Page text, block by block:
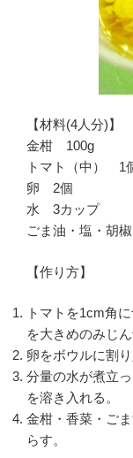
【材料(4人分)】
金柑 100g
トマト（中） 1
卵 2個
水 3カップ
ごま油・塩・胡
【作り方】
トマトを1cm角
を大きめのみじん
卵をボウルに割
分量の水が煮立
を溶き入れる。
金柑・香菜・ご
らす。